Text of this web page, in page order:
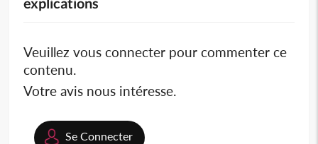
Veuillez vous connecter pour commenter ce
contenu.
Votre avis nous intéresse.
Se Connecter